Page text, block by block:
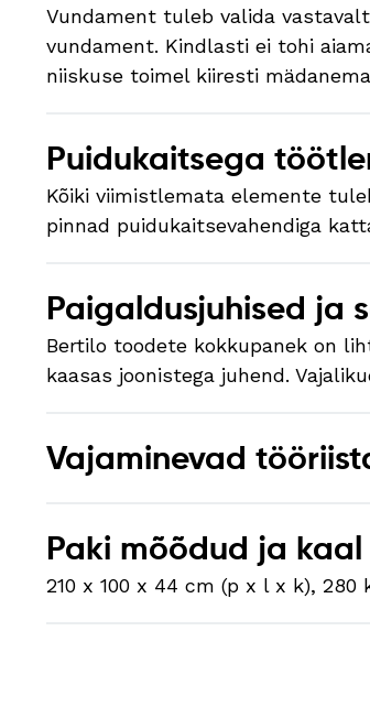
Vundament tuleb valida
vundament. Kindlasti ei tohi
niiskuse toimel kiiresti
Puidukaitsega
Kõiki viimistlemata elemente
pinnad puidukaitsevahendiga
Paigaldusjuhised ja
Bertilo toodete kokkupanek on
kaasas joonistega juhend.
Vajaminevad
Paki mõõdud ja kaal
210 x 100 x 44 cm (p x l x k), 280